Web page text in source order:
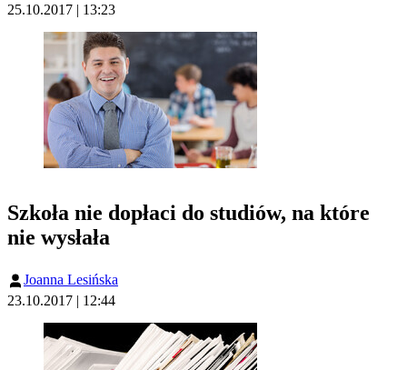
25.10.2017 | 13:23
Szkoła nie dopłaci do studiów, na które
nie wysłała
Joanna Lesińska
23.10.2017 | 12:44